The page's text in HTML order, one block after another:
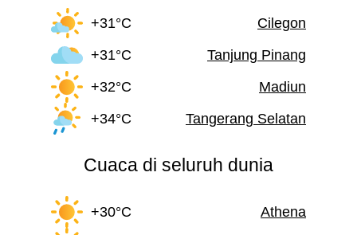
+31°C
Cilegon
+31°C
Tanjung Pinang
+32°C
Madiun
+34°C
Tangerang Selatan
Cuaca di seluruh dunia
+30°C Athena